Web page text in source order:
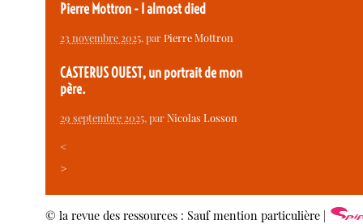
Pierre Mottron - I almost died
23 novembre 2025, parPierre Mottron
CASTERUS OUEST, un portrait de mon
père.
29 septembre 2025, parNicolas Losson
<
>
© la revue des ressources : Sauf mention particulière |